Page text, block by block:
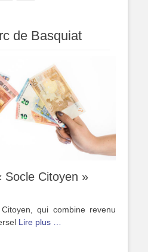
de Basquiat
Socle Citoyen »
qui combine revenu
Lire plus …